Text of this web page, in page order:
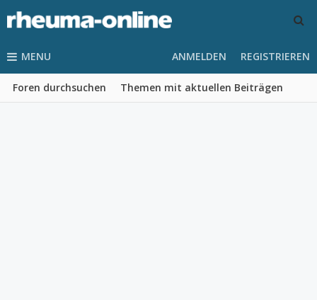
MENU
Foren durchsuchen Themen mit aktuellen Beiträgen
ANMELDEN REGISTRIEREN